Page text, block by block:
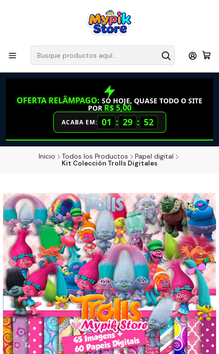
OFERTA RELÂMPAGO: SÓ HOJE, QUASE TODO O SITE
POR R$ 5,00
ACABA EM: 01 : 29 : 52
Inicio Todos los Productos
Papel digital
Kit Colección Trolls Digitales